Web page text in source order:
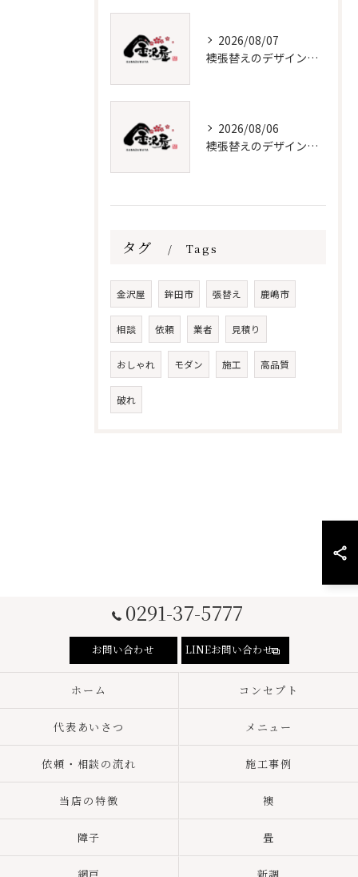
2026/08/07
襖張替えのデザインと価格徹底解説
2026/08/06
襖張替えのデザイン技術とメンテナンス法
タグ Tags
金沢屋 鉾田市 張替え 鹿嶋市
相談 依頼 業者 見積り
おしゃれ モダン 施工 高品質
破れ
0291-37-5777
お問い合わせ LINEお問い合わせ
ホーム コンセプト
代表あいさつ メニュー
依頼・相談の流れ 施工事例
当店の特徴 襖
障子 畳